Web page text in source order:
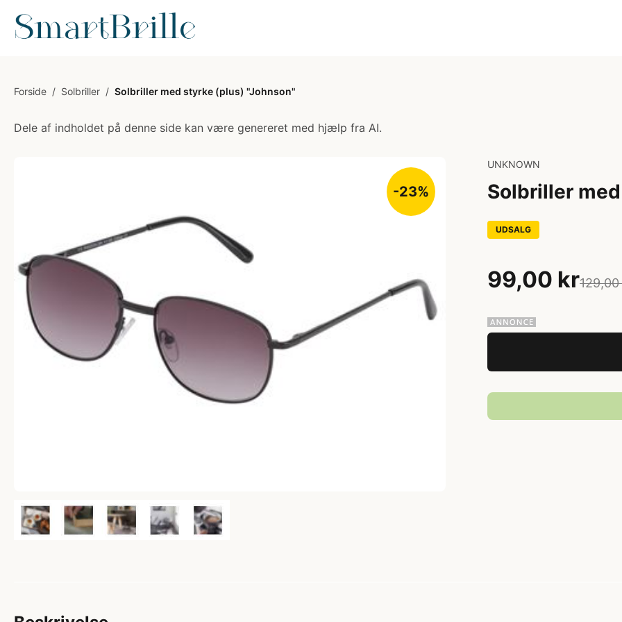
Forside / Solbriller / Solbriller med styrke (plus) "Johnson"
Dele af indholdet på denne side kan være genereret med hjælp fra AI.
-23%
UNKNOWN
Solbriller
UDSALG
99,00 kr